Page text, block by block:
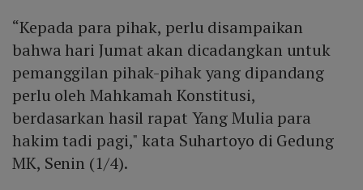
“Kepada para pihak, perlu disampaikan
bahwa hari Jumat akan dicadangkan untuk
pemanggilan pihak-pihak yang dipandang
perlu oleh Mahkamah Konstitusi,
berdasarkan hasil rapat Yang Mulia para
hakim tadi pagi," kata Suhartoyo di Gedung
MK, Senin (1/4).